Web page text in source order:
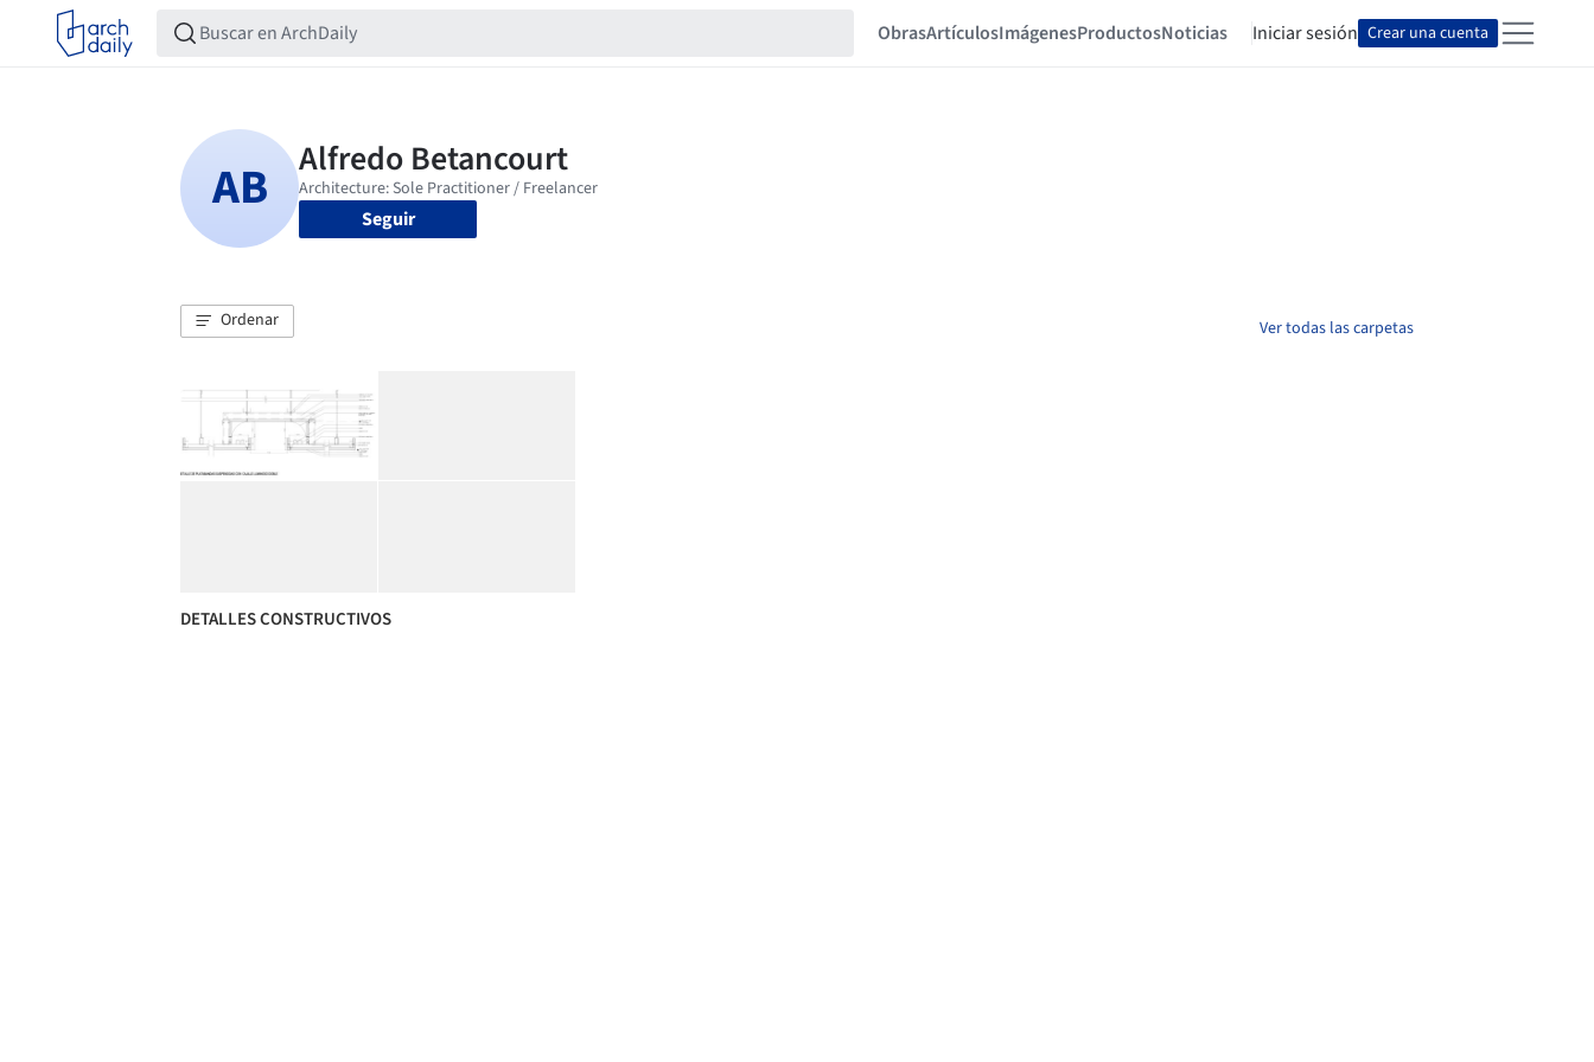
ObrasArtículosImágenesProductosNoticias Iniciar sesión Crear una cuenta
Seguir
Ordenar Ver todas las carpetas
DETALLES CONSTRUCTIVOS